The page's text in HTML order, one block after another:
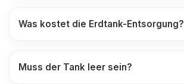
Was kostet die Erdtank-Entsorgung?
Muss der Tank leer sein?